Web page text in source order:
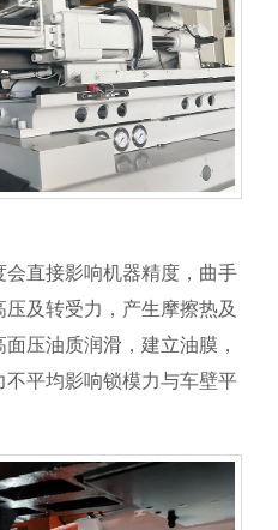
直接影响机器精度，曲手
及转受力，产生摩擦热及
压油质润滑，建立油膜，
平均影响锁模力与车壁平